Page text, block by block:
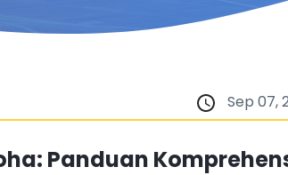
Sep 07,
Panduan